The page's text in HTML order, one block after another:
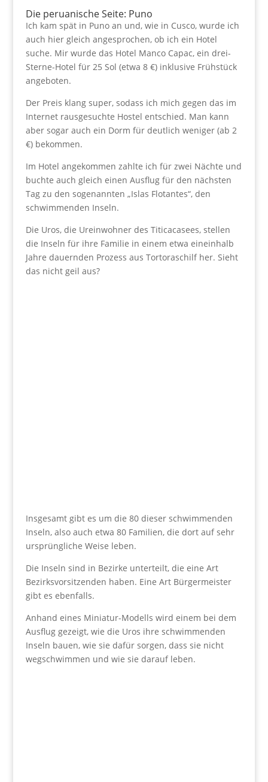
Die peruanische Seite: Puno
Ich kam spät in Puno an und, wie in Cusco, wurde ich
auch hier gleich angesprochen, ob ich ein Hotel
suche. Mir wurde das Hotel Manco Capac, ein drei-
Sterne-Hotel für 25 Sol (etwa 8 €) inklusive Frühstück
angeboten.
Der Preis klang super, sodass ich mich gegen das im
Internet rausgesuchte Hostel entschied. Man kann
aber sogar auch ein Dorm für deutlich weniger (ab 2
€) bekommen.
Im Hotel angekommen zahlte ich für zwei Nächte und
buchte auch gleich einen Ausflug für den nächsten
Tag zu den sogenannten „Islas Flotantes“, den
schwimmenden Inseln.
Die Uros, die Ureinwohner des Titicacasees, stellen
die Inseln für ihre Familie in einem etwa eineinhalb
Jahre dauernden Prozess aus Tortoraschilf her. Sieht
das nicht geil aus?
Insgesamt gibt es um die 80 dieser schwimmenden
Inseln, also auch etwa 80 Familien, die dort auf sehr
ursprüngliche Weise leben.
Die Inseln sind in Bezirke unterteilt, die eine Art
Bezirksvorsitzenden haben. Eine Art Bürgermeister
gibt es ebenfalls.
Anhand eines Miniatur-Modells wird einem bei dem
Ausflug gezeigt, wie die Uros ihre schwimmenden
Inseln bauen, wie sie dafür sorgen, dass sie nicht
wegschwimmen und wie sie darauf leben.